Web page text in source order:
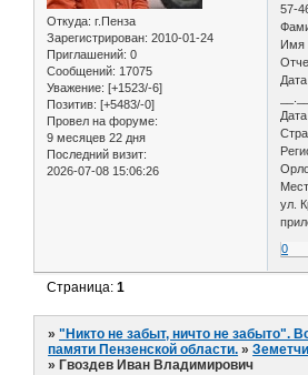
Откуда: г.Пенза
Зарегистрирован: 2010-01-24
Приглашений: 0
Сообщений: 17075
Уважение: [+1523/-6]
Позитив: [+5483/-0]
Провел на форуме:
9 месяцев 22 дня
Последний визит:
2026-07-08 15:06:26
57-
Имя
ул.
0
Страница:1
»"Никто не забыт, ничто не забыто".
памяти Пензенской области. »
» Гвоздев Иван Владимирович